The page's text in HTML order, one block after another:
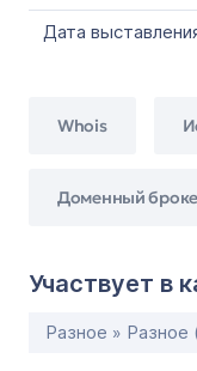
Дата
Whois
Доменный
Участвует в
Разное » Разное